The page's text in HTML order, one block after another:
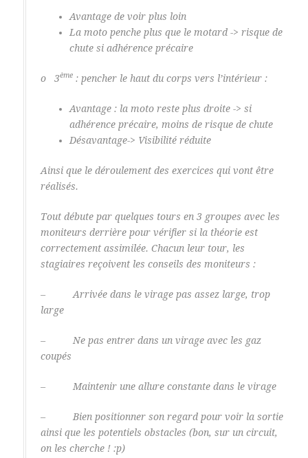
Avantage de voir plus loin
La moto penche plus que le motard -> risque de
chute si adhérence précaire
o 3ème: pencher le haut du corps vers l’intérieur :
Avantage : la moto reste plus droite -> si
adhérence précaire, moins de risque de chute
Désavantage-> Visibilité réduite
Ainsi que le déroulement des exercices qui vont être
réalisés.
Tout débute par quelques tours en 3 groupes avec les
moniteurs derrière pour vérifier si la théorie est
correctement assimilée. Chacun leur tour, les
stagiaires reçoivent les conseils des moniteurs :
– Arrivée dans le virage pas assez large, trop
large
– Ne pas entrer dans un virage avec les gaz
coupés
– Maintenir une allure constante dans le virage
– Bien positionner son regard pour voir la sortie
ainsi que les potentiels obstacles (bon, sur un circuit,
on les cherche ! :p)